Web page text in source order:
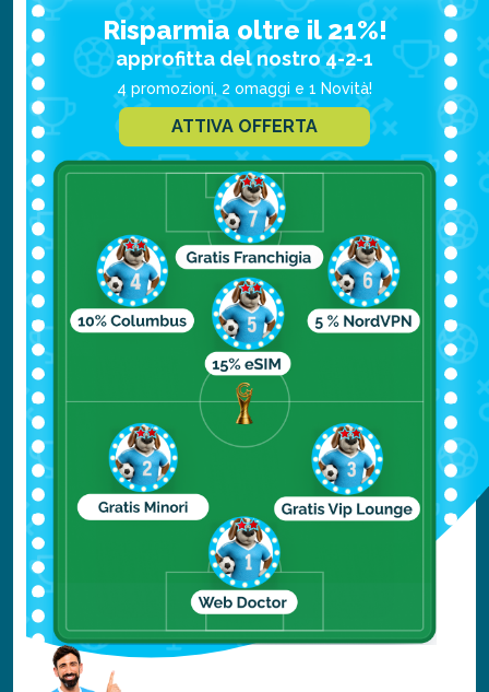
prodotti artigianali, dolci tipici, oggetti
per la casa e molto altro ancora.
I concerti: Ogni sera si esibiscono
artisti locali e internazionali, per creare
un'atmosfera ancora più magica.
Il Villaggio di Babbo Natale
dedicata ai bambini, dove possono
incontrare Babbo Natale, le sue renne
e i suoi elfi.
Cosa mangiare
Il Marché Vert Nöel è il posto perfetto per
assaggiare i sapori tipici della tradizione
valdostana.
Tra i principali piatti da non perdere
segnaliamo la Polenta concia, una polenta
arricchita con formaggio fontina, burro e
latte, servita calda e fumante e le Torte di
Natale, Dolci tipici della tradizione locale,
Risparmia oltre il 21%!
approfitta del nostro 4-2-1
4 promozioni, 2 omaggi e 1 Novità!
ATTIVA OFFERTA